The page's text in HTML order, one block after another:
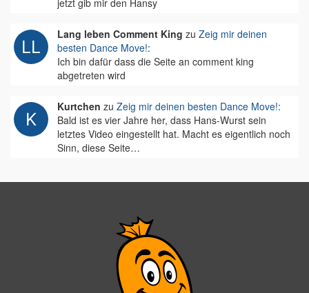
jetzt gib mir den Hansy
Lang leben Comment King zu Zeig mir deinen
besten Dance Move!:
Ich bin dafür dass die Seite an comment king
abgetreten wird
Kurtchen zu Zeig mir deinen besten Dance Move!:
Bald ist es vier Jahre her, dass Hans-Wurst sein
letztes Video eingestellt hat. Macht es eigentlich noch
Sinn, diese Seite…